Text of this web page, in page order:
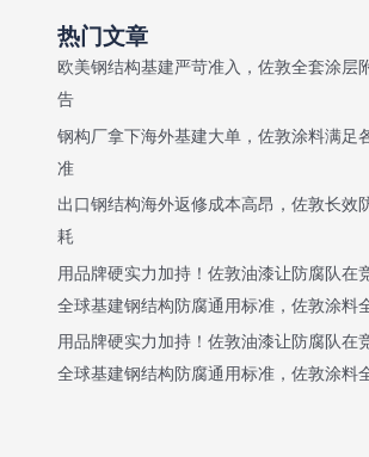
热门文章
欧美钢结构基建严苛准入，佐敦全套涂层
告
钢构厂拿下海外基建大单，佐敦涂料满足
准
出口钢结构海外返修成本高昂，佐敦长效
耗
用品牌硬实力加持！佐敦油漆让防腐队在
全球基建钢结构防腐通用标准，佐敦涂料
用品牌硬实力加持！佐敦油漆让防腐队在
全球基建钢结构防腐通用标准，佐敦涂料